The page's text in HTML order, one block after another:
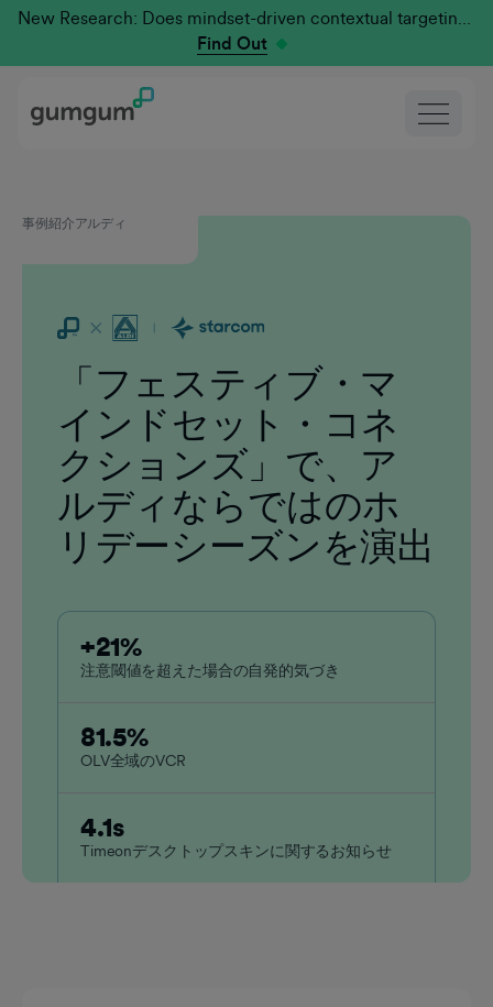
New Research: Does mindset-driven contextual targeting outperform traditional?
Find Out
事例紹介アルディ
「フェスティブ・マ
インドセット・コネ
クションズ」で、ア
ルディならではのホ
リデーシーズンを演出
注意閾値を超えた場合の自発的気づき
+21%
OLV全域のVCR
81.5%
Timeonデスクトップスキンに関するお知らせ
4.1s